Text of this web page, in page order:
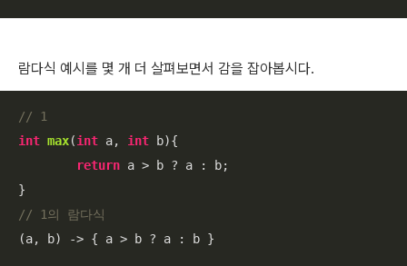
람다식 예시를 몇 개 더 살펴보면서 감을 잡아봅시다.
// 1
int max(int a, int b){
return a > b ? a : b;
// 1의 람다식
(a, b) -> { a > b ? a : b }